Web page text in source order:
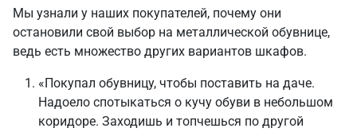
Мы узнали у наших покупателей, почему они
остановили свой выбор на металлической обувнице,
ведь есть множество других вариантов шкафов.
«Покупал обувницу, чтобы поставить на даче.
Надоело спотыкаться о кучу обуви в небольшом
коридоре. Заходишь и топчешься по другой